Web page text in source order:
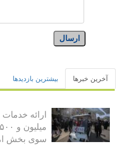
ارسال
آخرین خبرها بیشترین بازدیدها
سوی بخش